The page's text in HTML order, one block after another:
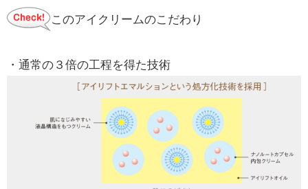
このアイクリームのこだわり
・通常の３倍の工程を得た技術